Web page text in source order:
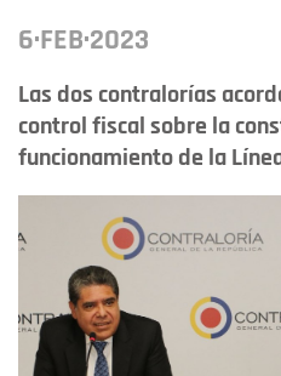
6·FEB·2023
Las dos contralorías
control fiscal sobre la
funcionamiento de la